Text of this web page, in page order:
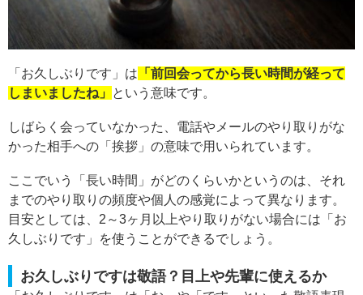
「お久しぶりです」は 「前回会ってから長い時間が経って
しまいましたね」
という意味です。
しばらく会っていなかった、電話やメールのやり取りがな
かった相手への「挨拶」の意味で用いられています。
ここでいう「長い時間」がどのくらいかというのは、それ
までのやり取りの頻度や個人の感覚によって異なります。
目安としては、2～3ヶ月以上やり取りがない場合には「お
久しぶりです」を使うことができるでしょう。
お久しぶりですは敬語？目上や先輩に使えるか